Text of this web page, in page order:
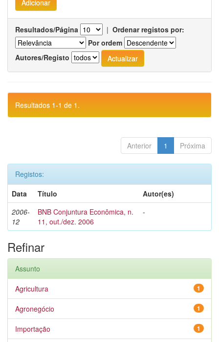
Resultados/Página | Ordenar registos por:
Por ordem
Autores/Registo
Resultados 1-1 de 1.
Anterior 1 Próxima
Registos:
Data
Título
Autor(es)
2006-
12
BNB Conjuntura Econômica, n.
11, out./dez. 2006
-
Refinar
Assunto
1
Agricultura
1
Agronegócio
1
Importação